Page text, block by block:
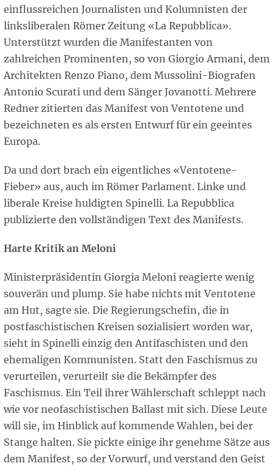
einflussreichen Journalisten und Kolumnisten der
linksliberalen Römer Zeitung «La Repubblica».
Unterstützt wurden die Manifestanten von
zahlreichen Prominenten, so von Giorgio Armani, dem
Architekten Renzo Piano, dem Mussolini-Biografen
Antonio Scurati und dem Sänger Jovanotti. Mehrere
Redner zitierten das Manifest von Ventotene und
bezeichneten es als ersten Entwurf für ein geeintes
Europa.
Da und dort brach ein eigentliches «Ventotene-
Fieber» aus, auch im Römer Parlament. Linke und
liberale Kreise huldigten Spinelli. La Repubblica
publizierte den vollständigen Text des Manifests.
Harte Kritik an Meloni
Ministerpräsidentin Giorgia Meloni reagierte wenig
souverän und plump. Sie habe nichts mit Ventotene
am Hut, sagte sie. Die Regierungschefin, die in
postfaschistischen Kreisen sozialisiert worden war,
sieht in Spinelli einzig den Antifaschisten und den
ehemaligen Kommunisten. Statt den Faschismus zu
verurteilen, verurteilt sie die Bekämpfer des
Faschismus. Ein Teil ihrer Wählerschaft schleppt nach
wie vor neofaschistischen Ballast mit sich. Diese Leute
will sie, im Hinblick auf kommende Wahlen, bei der
Stange halten. Sie pickte einige ihr genehme Sätze aus
dem Manifest, so der Vorwurf, und verstand den Geist